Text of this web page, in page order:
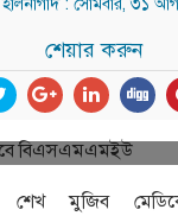
হালনাগাদ : সোমবার, ৩১
শেয়ার করুন
শেখ মুজিব